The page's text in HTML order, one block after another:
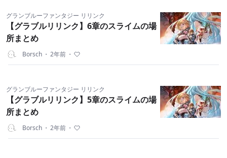
グランブルーファンタジー リリンク
【グラブルリリンク】6章のスライムの場
所まとめ
Borsch ・ 2年前 ・
グランブルーファンタジー リリンク
【グラブルリリンク】5章のスライムの場
所まとめ
Borsch ・ 2年前 ・